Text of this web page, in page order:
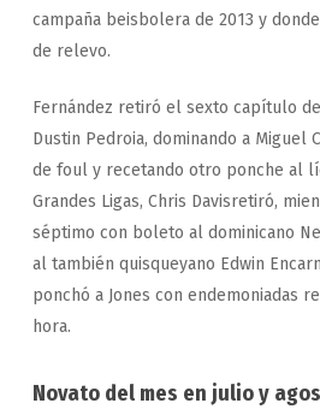
campaña beisbolera de 2013 y
de relevo.
Fernández retiró el sexto capítulo
Dustin Pedroia, dominando a Miguel
de foul y recetando otro ponche al
Grandes Ligas, Chris Davisretiró,
séptimo con boleto al dominicano
al también quisqueyano Edwin
ponchó a Jones con endemoniadas
hora.
Novato del mes en julio y